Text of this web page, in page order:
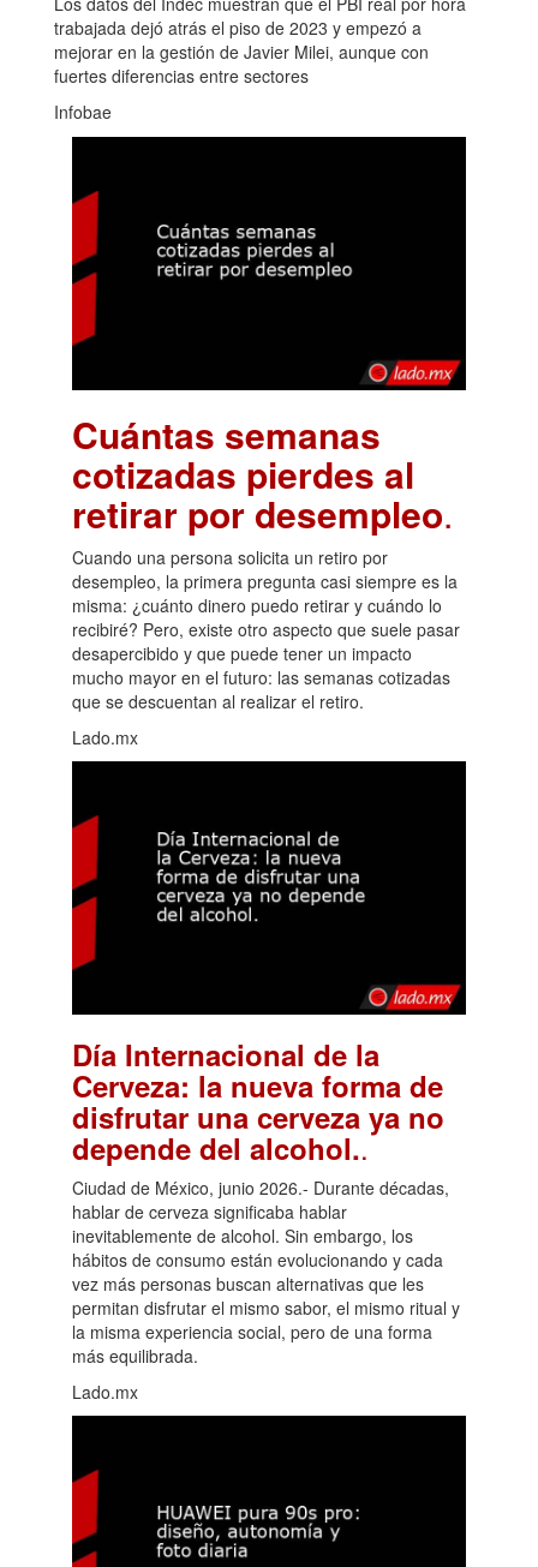
trabajada dejó atrás el piso de 2023 y empezó a
mejorar en la gestión de Javier Milei, aunque con
fuertes diferencias entre sectores
Infobae
Cuántas semanas
cotizadas pierdes al
retirar por desempleo.
Cuando una persona solicita un retiro por
desempleo, la primera pregunta casi siempre es la
misma: ¿cuánto dinero puedo retirar y cuándo lo
recibiré? Pero, existe otro aspecto que suele pasar
desapercibido y que puede tener un impacto
mucho mayor en el futuro: las semanas cotizadas
que se descuentan al realizar el retiro.
Lado.mx
Día Internacional de la
Cerveza: la nueva forma de
disfrutar una cerveza ya no
depende del alcohol..
Ciudad de México, junio 2026.- Durante décadas,
hablar de cerveza significaba hablar
inevitablemente de alcohol. Sin embargo, los
hábitos de consumo están evolucionando y cada
vez más personas buscan alternativas que les
permitan disfrutar el mismo sabor, el mismo ritual y
la misma experiencia social, pero de una forma
más equilibrada.
Lado.mx